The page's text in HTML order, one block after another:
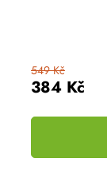
384 Kč
549 Kč